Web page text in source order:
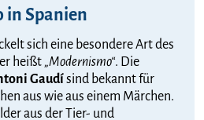
in Spanien
sich eine besondere Art des
heißt „Modernismo“. Die
Gaudísind bekannt für
aus wie aus einem Märchen.
aus der Tier- und